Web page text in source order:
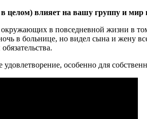
влияет на вашу группу и мир
в повседневной жизни в
в больнице, но видел сына и жену
особенно для